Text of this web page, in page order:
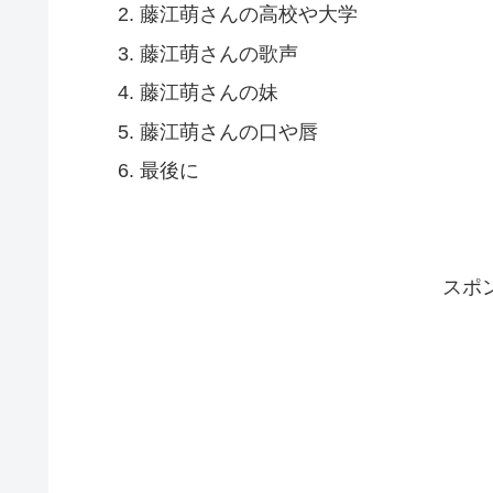
藤江萌さんの高校や大学
藤江萌さんの歌声
藤江萌さんの妹
藤江萌さんの口や唇
最後に
スポ